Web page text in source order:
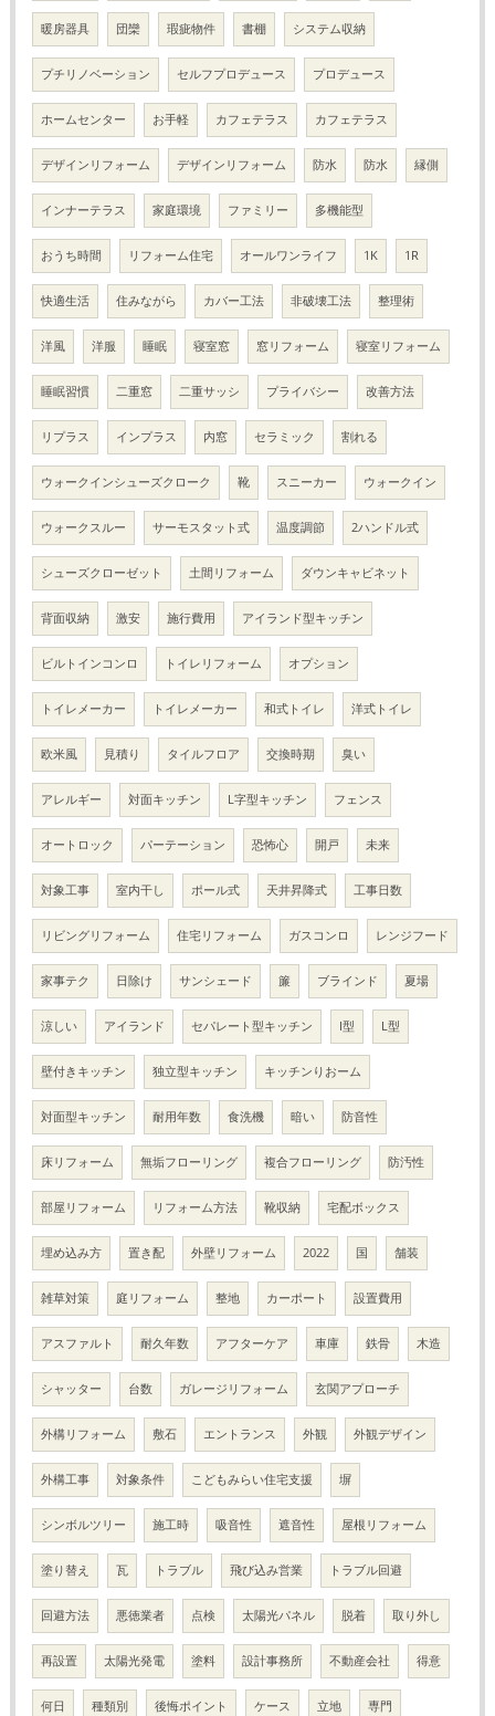
暖房器具 団欒 瑕疵物件 書棚 システム収納
プチリノベーション セルフプロデュース プロデュース
ホームセンター お手軽 カフェテラス カフェテラス
デザインリフォーム デザインリフォーム 防水 防水 縁側
インナーテラス 家庭環境 ファミリー 多機能型
おうち時間 リフォーム住宅 オールワンライフ 1K 1R
快適生活 住みながら カバー工法 非破壊工法 整理術
洋風 洋服 睡眠 寝室窓 窓リフォーム 寝室リフォーム
睡眠習慣 二重窓 二重サッシ プライバシー 改善方法
リプラス インプラス 内窓 セラミック 割れる
ウォークインシューズクローク 靴 スニーカー ウォークイン
ウォークスルー サーモスタット式 温度調節 2ハンドル式
シューズクローゼット 土間リフォーム ダウンキャビネット
背面収納 激安 施行費用 アイランド型キッチン
ビルトインコンロ トイレリフォーム オプション
トイレメーカー トイレメーカー 和式トイレ 洋式トイレ
欧米風 見積り タイルフロア 交換時期 臭い
アレルギー 対面キッチン L字型キッチン フェンス
オートロック パーテーション 恐怖心 開戸 未来
対象工事 室内干し ポール式 天井昇降式 工事日数
リビングリフォーム 住宅リフォーム ガスコンロ レンジフード
家事テク 日除け サンシェード 簾 ブラインド 夏場
涼しい アイランド セパレート型キッチン I型 L型
壁付きキッチン 独立型キッチン キッチンりおーム
対面型キッチン 耐用年数 食洗機 暗い 防音性
床リフォーム 無垢フローリング 複合フローリング 防汚性
部屋リフォーム リフォーム方法 靴収納 宅配ボックス
埋め込み方 置き配 外壁リフォーム 2022 国 舗装
雑草対策 庭リフォーム 整地 カーポート 設置費用
アスファルト 耐久年数 アフターケア 車庫 鉄骨 木造
シャッター 台数 ガレージリフォーム 玄関アプローチ
外構リフォーム 敷石 エントランス 外観 外観デザイン
外構工事 対象条件 こどもみらい住宅支援 塀
シンボルツリー 施工時 吸音性 遮音性 屋根リフォーム
塗り替え 瓦 トラブル 飛び込み営業 トラブル回避
回避方法 悪徳業者 点検 太陽光パネル 脱着 取り外し
再設置 太陽光発電 塗料 設計事務所 不動産会社 得意
何日 種類別 後悔ポイント ケース 立地 専門